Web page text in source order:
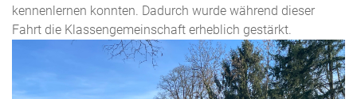
kennenlernen konnten. Dadurch wurde während dieser
Fahrt die Klassengemeinschaft erheblich gestärkt.